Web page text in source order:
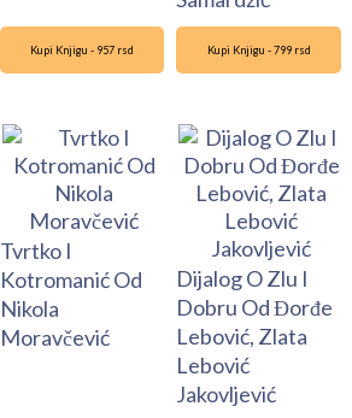
Kupi Knjigu - 957 rsd
Tvrtko I
Kotromanić Od
Nikola
Moravčević
Kupi Knjigu - 799 rsd
Dijalog O Zlu I
Dobru Od Đorđe
Lebović, Zlata
Lebović
Jakovljević